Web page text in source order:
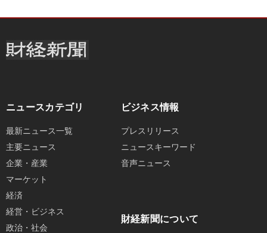
ニュースカテゴリ
最新ニュース一覧
主要ニュース
企業・産業
マーケット
経済
経営・ビジネス
政治・社会
ビジネス情報
プレスリリース
ニュースキーワード
音声ニュース
財経新聞について